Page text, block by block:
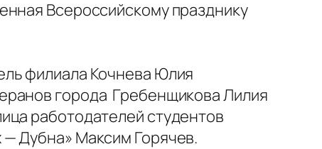
Всероссийскому празднику
филиала Кочнева Юлия
города Гребенщикова Лилия
работодателей студентов
Дубна» Максим Горячев.